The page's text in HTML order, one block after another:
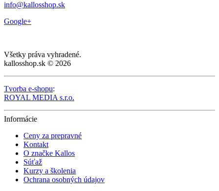
info@kallosshop.sk
Google+
Všetky práva vyhradené.
kallosshop.sk © 2026
Tvorba e-shopu:
ROYAL MEDIA s.r.o.
Informácie
Ceny za prepravné
Kontakt
O značke Kallos
Súťaž
Kurzy a školenia
Ochrana osobných údajov